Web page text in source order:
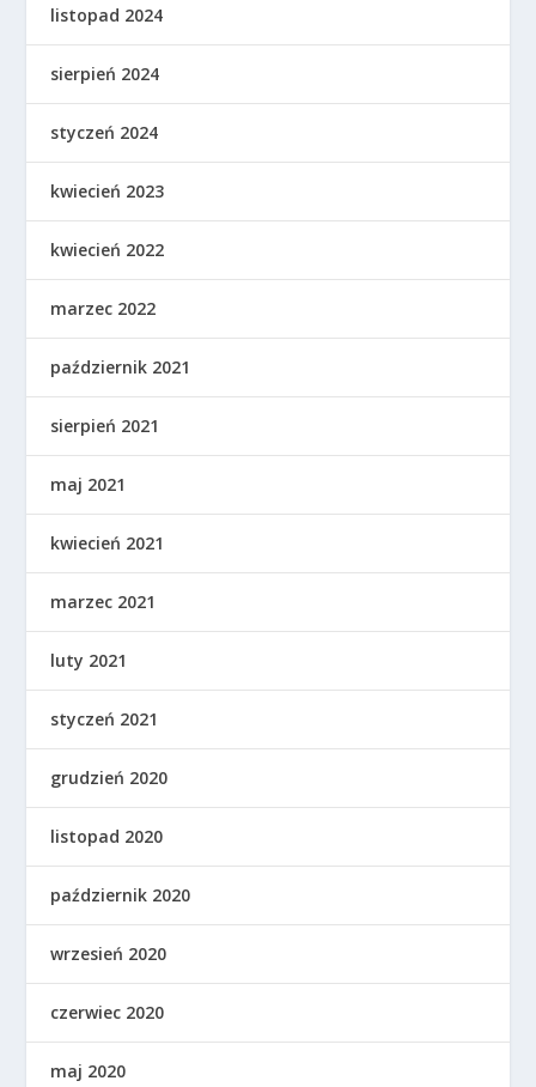
listopad 2024
sierpień 2024
styczeń 2024
kwiecień 2023
kwiecień 2022
marzec 2022
październik 2021
sierpień 2021
maj 2021
kwiecień 2021
marzec 2021
luty 2021
styczeń 2021
grudzień 2020
listopad 2020
październik 2020
wrzesień 2020
czerwiec 2020
maj 2020